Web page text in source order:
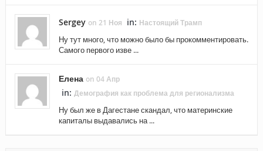
Sergey on 21 Ноя in: Настоящий Трамп
Ну тут много, что можно было бы прокомментировать.
Самого первого изве ...
Елена on 04 Апр
in: Демография как проблема для регионализма
Ну был же в Дагестане скандал, что материнские
капиталы выдавались на ...